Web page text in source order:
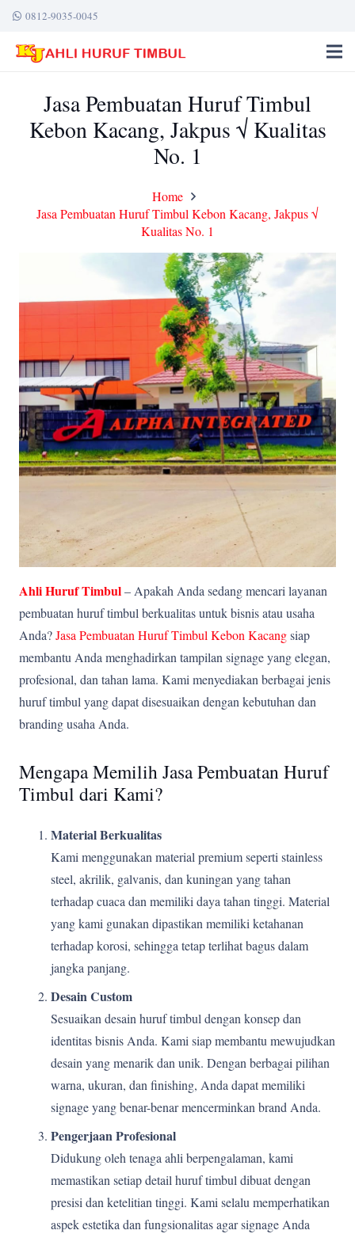
0812-9035-0045
Jasa Pembuatan Huruf Timbul
Kebon Kacang, Jakpus √ Kualitas
No. 1
Home
Jasa Pembuatan Huruf Timbul Kebon Kacang, Jakpus √
Kualitas No. 1
Ahli Huruf Timbul– Apakah Anda sedang mencari layanan
pembuatan huruf timbul berkualitas untuk bisnis atau usaha
Anda?Jasa Pembuatan Huruf Timbul Kebon Kacangsiap
membantu Anda menghadirkan tampilan signage yang elegan,
profesional, dan tahan lama. Kami menyediakan berbagai jenis
huruf timbul yang dapat disesuaikan dengan kebutuhan dan
branding usaha Anda.
Mengapa Memilih Jasa Pembuatan Huruf
Timbul dari Kami?
Material Berkualitas
Kami menggunakan material premium seperti stainless
steel, akrilik, galvanis, dan kuningan yang tahan
terhadap cuaca dan memiliki daya tahan tinggi. Material
yang kami gunakan dipastikan memiliki ketahanan
terhadap korosi, sehingga tetap terlihat bagus dalam
jangka panjang.
Desain Custom
Sesuaikan desain huruf timbul dengan konsep dan
identitas bisnis Anda. Kami siap membantu mewujudkan
desain yang menarik dan unik. Dengan berbagai pilihan
warna, ukuran, dan finishing, Anda dapat memiliki
signage yang benar-benar mencerminkan brand Anda.
Pengerjaan Profesional
Didukung oleh tenaga ahli berpengalaman, kami
memastikan setiap detail huruf timbul dibuat dengan
presisi dan ketelitian tinggi. Kami selalu memperhatikan
aspek estetika dan fungsionalitas agar signage Anda